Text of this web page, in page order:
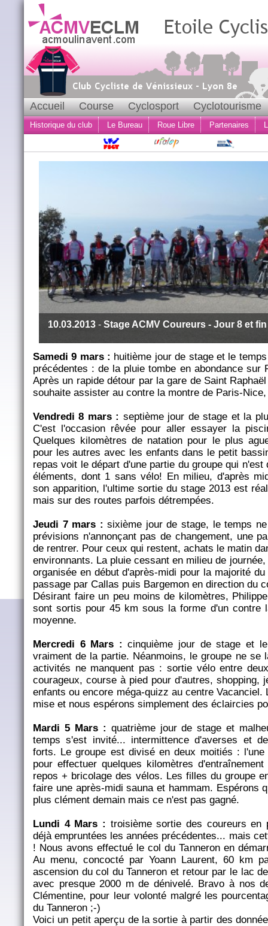
Accueil Course Cyclosport Cyclotourisme
Historique du club Le Bureau Roue Libre Partenaires
10.03.2013 - Stage ACMV Coureurs - Jour 8 et fin
Samedi 9 mars : huitième jour de stage et le
précédentes : de la pluie tombe en abondance sur
Après un rapide détour par la gare de Saint
souhaite assister au contre la montre de Paris-
Vendredi 8 mars : septième jour de stage et la
C'est l'occasion rêvée pour aller essayer la
Quelques kilomètres de natation pour le plus
pour les autres avec les enfants dans le petit
repas voit le départ d'une partie du groupe qui
éléments, dont 1 sans vélo! En milieu, d'après
son apparition, l'ultime sortie du stage 2013 est
mais sur des routes parfois détrempées.
Jeudi 7 mars : sixième jour de stage, le temps
prévisions n'annonçant pas de changement, une
de rentrer. Pour ceux qui restent, achats le matin
environnants. La pluie cessant en milieu de
organisée en début d'après-midi pour la majorité
passage par Callas puis Bargemon en direction du
Désirant faire un peu moins de kilomètres,
sont sortis pour 45 km sous la forme d'un contre
moyenne.
Mercredi 6 Mars : cinquième jour de stage et
vraiment de la partie. Néanmoins, le groupe ne se
activités ne manquent pas : sortie vélo entre
courageux, course à pied pour d'autres, shopping,
enfants ou encore méga-quizz au centre Vacanciel.
mise et nous espérons simplement des éclaircies
Mardi 5 Mars : quatrième jour de stage et
temps s'est invité... intermittence d'averses et
forts. Le groupe est divisé en deux moitiés :
pour effectuer quelques kilomètres
repos + bricolage des vélos. Les filles du groupe
faire une après-midi sauna et hammam. Espérons
plus clément demain mais ce n'est pas gagné.
Lundi 4 Mars : troisième sortie des coureurs en
déjà empruntées les années précédentes... mais
! Nous avons effectué le col du Tanneron en
Au menu, concocté par Yoann Laurent, 60 km
ascension du col du Tanneron et retour par le lac
avec presque 2000 m de dénivelé. Bravo à nos
Clémentine, pour leur volonté malgré les
du Tanneron ;-)
Voici un petit aperçu de la sortie à partir des